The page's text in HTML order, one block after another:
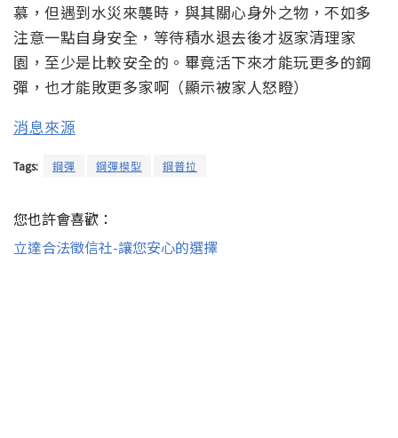
慕，但遇到水災來襲時，與其關心身外之物，不如多
注意一點自身安全，等待積水退去後才返家清理家
園，至少是比較安全的。畢竟活下來才能玩更多的鋼
彈，也才能敗更多家啊（顯示被家人怒瞪）
消息來源
Tags: 鋼彈 鋼彈模型 鋼普拉
您也許會喜歡：
立達合法徵信社-讓您安心的選擇